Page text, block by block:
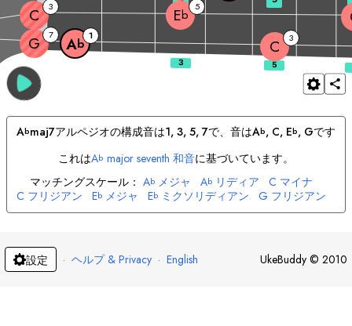
G 7 Ab 1
C 3
C 3 Eb 5
Abmaj7アルペジオの構成音は1, 3, 5, 7で、音はAb, C, Eb, Gです
これはAb major seventh 和音に基づいています。
マッチングスケール： Ab メジャ Ab リディア C マイナ
C フリジアン Eb メジャ Eb ミクソリディアン G フリジアン
G ロクリアン
設定 · ヘルプ & Privacy · English UkeBuddy © 2010